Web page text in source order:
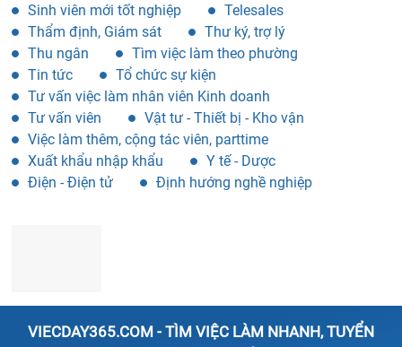
Sinh viên mới tốt nghiệp
Telesales
Thẩm định, Giám sát
Thư ký, trợ lý
Thu ngân
Tìm việc làm theo phường
Tin tức
Tổ chức sự kiện
Tư vấn việc làm nhân viên Kinh doanh
Tư vấn viên
Vật tư - Thiết bị - Kho vận
Việc làm thêm, cộng tác viên, parttime
Xuất khẩu nhập khẩu
Y tế - Dược
Điện - Điện tử
Định hướng nghề nghiệp
VIECDAY365.COM - TÌM VIỆC LÀM NHANH, TUYỂN